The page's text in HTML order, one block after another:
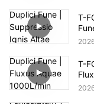
T-
ad
T-
Alto